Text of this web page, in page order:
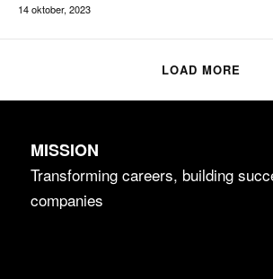
14 oktober, 2023
LOAD MORE
MISSION
Transforming careers, building
companies